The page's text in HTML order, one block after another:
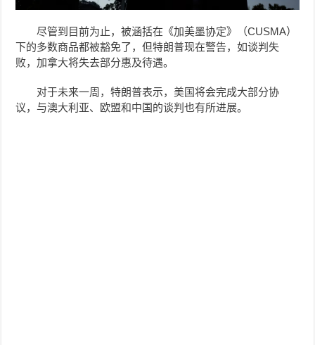
尽管到目前为止，被涵括在《加美墨协定》（CUSMA）
下的多数商品都被豁免了，但特朗普现在警告，如谈判失
败，加拿大将失去部分惠及待遇。
对于未来一周，特朗普表示，美国将会完成大部分协
议，与澳大利亚、欧盟和中国的谈判也有所进展。